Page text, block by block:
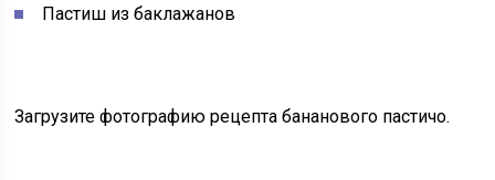
Пастиш из баклажанов
Загрузите фотографию рецепта бананового пастичо.